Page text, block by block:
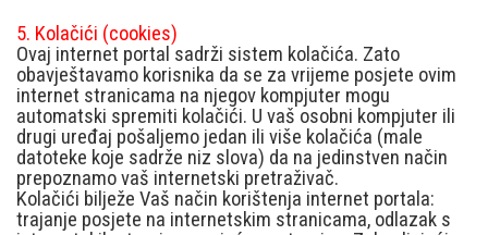
5. Kolačići (cookies)
Ovaj internet portal sadrži sistem kolačića. Zato
obavještavamo korisnika da se za vrijeme posjete ovim
internet stranicama na njegov kompjuter mogu
automatski spremiti kolačići. U vaš osobni kompjuter ili
drugi uređaj pošaljemo jedan ili više kolačića (male
datoteke koje sadrže niz slova) da na jedinstven način
prepoznamo vaš internetski pretraživač.
Kolačići bilježe Vaš način korištenja internet portala:
trajanje posjete na internetskim stranicama, odlazak s